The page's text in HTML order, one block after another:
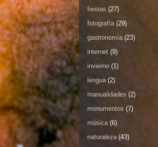
fiestas (27)
fotografía (29)
gastronomía (23)
internet (9)
invierno (1)
lengua (2)
manualidades (2)
monumentos (7)
música (6)
naturaleza (43)